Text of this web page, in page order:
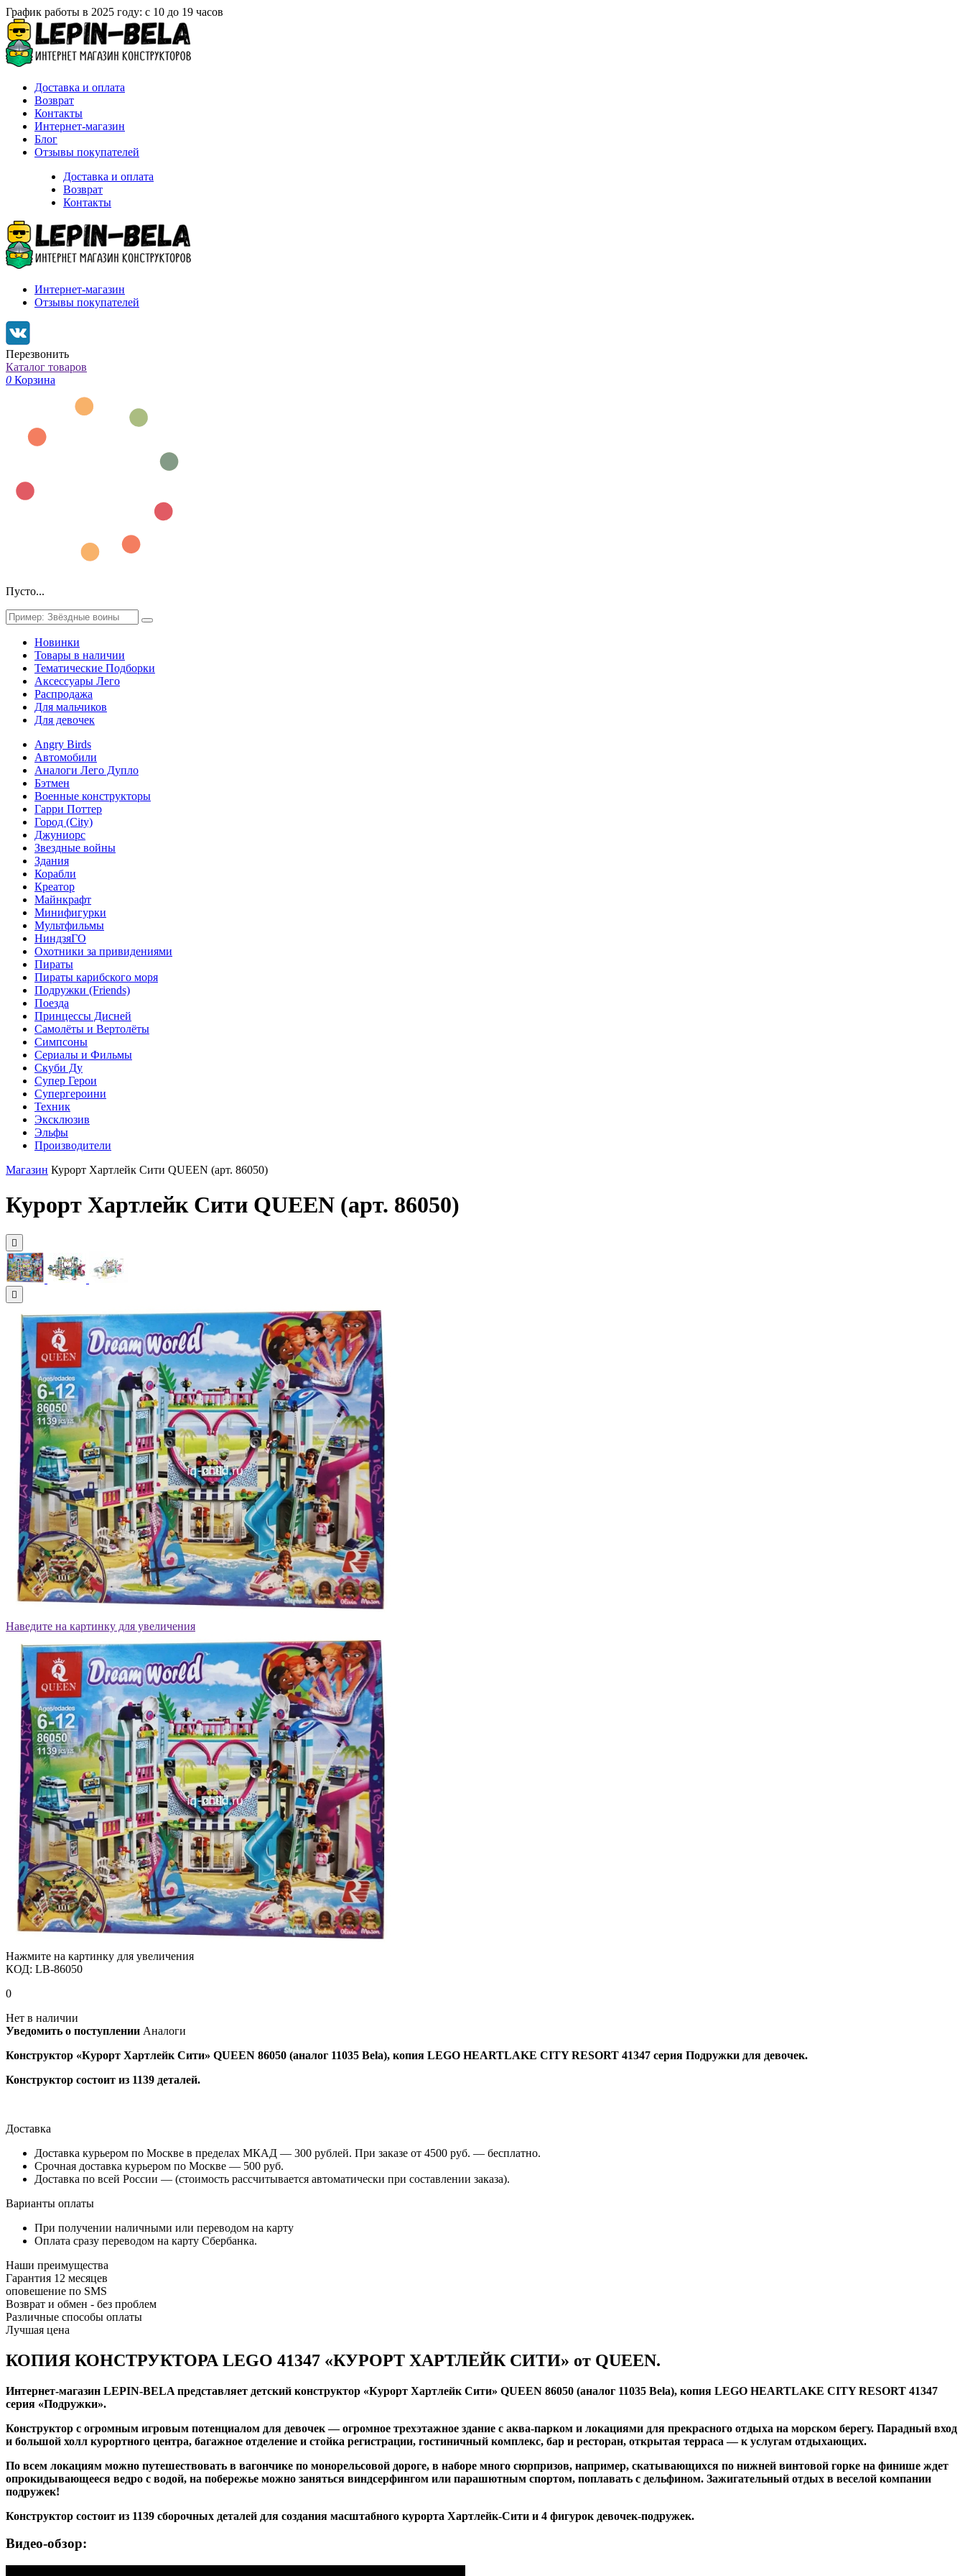
График работы в 2025 году: с 10 до 19 часов
Доставка и оплата
Возврат
Контакты
Интернет-магазин
Блог
Отзывы покупателей
Доставка и оплата
Возврат
Контакты
Интернет-магазин
Отзывы покупателей
Перезвонить
Каталог товаров
0 Корзина
Пусто...
Новинки
Товары в наличии
Тематические Подборки
Аксессуары Лего
Распродажа
Для мальчиков
Для девочек
Angry Birds
Автомобили
Аналоги Лего Дупло
Бэтмен
Военные конструкторы
Гарри Поттер
Город (City)
Джуниорс
Звездные войны
Здания
Корабли
Креатор
Майнкрафт
Минифигурки
Мультфильмы
НиндзяГО
Охотники за привидениями
Пираты
Пираты карибского моря
Подружки (Friends)
Поезда
Принцессы Дисней
Самолёты и Вертолёты
Симпсоны
Сериалы и Фильмы
Скуби Ду
Супер Герои
Супергероини
Техник
Эксклюзив
Эльфы
Производители
Магазин Курорт Хартлейк Сити QUEEN (арт. 86050)
Курорт Хартлейк Сити QUEEN (арт. 86050)
Наведите на картинку для увеличения
Нажмите на картинку для увеличения
КОД: LB-86050
0
Нет в наличии
Уведомить о поступлении Аналоги
Конструктор «Курорт Хартлейк Сити» QUEEN 86050 (аналог 11035 Bela), копия LEGO HEARTLAKE CITY RESORT 41347 серия Подружки для девочек.
Конструктор состоит из 1139 деталей.
Доставка
Доставка курьером по Москве в пределах МКАД — 300 рублей. При заказе от 4500 руб. — бесплатно.
Срочная доставка курьером по Москве — 500 руб.
Доставка по всей России — (стоимость рассчитывается автоматически при составлении заказа).
Варианты оплаты
При получении наличными или переводом на карту
Оплата сразу переводом на карту Сбербанка.
Наши преимущества
Гарантия 12 месяцев
оповешение по SMS
Возврат и обмен - без проблем
Различные способы оплаты
Лучшая цена
КОПИЯ КОНСТРУКТОРА LEGO 41347 «КУРОРТ ХАРТЛЕЙК СИТИ» от QUEEN.
Интернет-магазин LEPIN-BELA представляет детский конструктор «Курорт Хартлейк Сити» QUEEN 86050 (аналог 11035 Bela), копия LEGO HEARTLAKE CITY RESORT 41347
серия «Подружки».
Конструктор с огромным игровым потенциалом для девочек — огромное трехэтажное здание с аква-парком и локациями для прекрасного отдыха на морском берегу. Парадный вход
и большой холл курортного центра, багажное отделение и стойка регистрации, гостиничный комплекс, бар и ресторан, открытая терраса — к услугам отдыхающих.
По всем локациям можно путешествовать в вагончике по монорельсовой дороге, в наборе много сюрпризов, например, скатывающихся по нижней винтовой горке на финише ждет
опрокидывающееся ведро с водой, на побережье можно заняться виндсерфингом или парашютным спортом, поплавать с дельфином. Зажигательный отдых в веселой компании
подружек!
Конструктор состоит из 1139 сборочных деталей для создания масштабного курорта Хартлейк-Сити и 4 фигурок девочек-подружек.
Видео-обзор: